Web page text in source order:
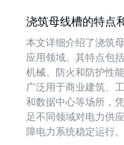
浇筑母线槽的特点
本文详细介绍了浇筑
应用领域。其特点包
机械、防火和防护性
广泛用于商业建筑、
和数据中心等场所，
足不同领域对电力供
障电力系统稳定运行。